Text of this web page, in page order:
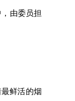
由委员担
鲜活的烟